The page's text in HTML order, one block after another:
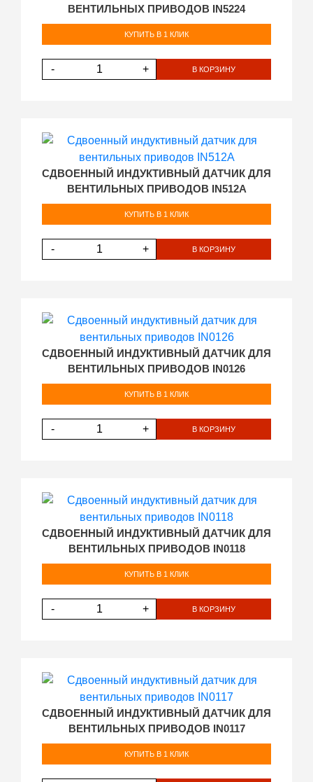
ВЕНТИЛЬНЫХ ПРИВОДОВ IN5224
КУПИТЬ В 1 КЛИК
- + В КОРЗИНУ
СДВОЕННЫЙ ИНДУКТИВНЫЙ ДАТЧИК ДЛЯ
ВЕНТИЛЬНЫХ ПРИВОДОВ IN512A
КУПИТЬ В 1 КЛИК
- + В КОРЗИНУ
СДВОЕННЫЙ ИНДУКТИВНЫЙ ДАТЧИК ДЛЯ
ВЕНТИЛЬНЫХ ПРИВОДОВ IN0126
КУПИТЬ В 1 КЛИК
- + В КОРЗИНУ
СДВОЕННЫЙ ИНДУКТИВНЫЙ ДАТЧИК ДЛЯ
ВЕНТИЛЬНЫХ ПРИВОДОВ IN0118
КУПИТЬ В 1 КЛИК
- + В КОРЗИНУ
СДВОЕННЫЙ ИНДУКТИВНЫЙ ДАТЧИК ДЛЯ
ВЕНТИЛЬНЫХ ПРИВОДОВ IN0117
КУПИТЬ В 1 КЛИК